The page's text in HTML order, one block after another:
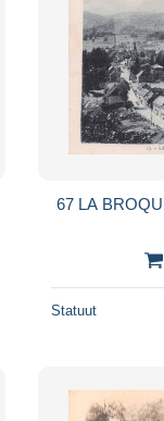
67 LA
Statuut